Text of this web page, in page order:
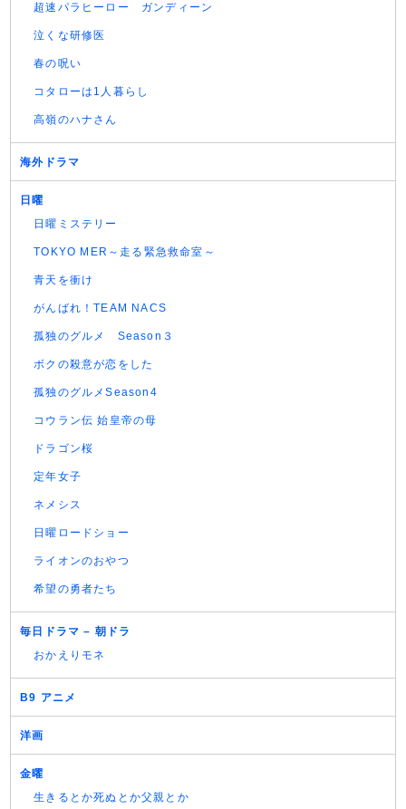
超速パラヒーロー ガンディーン
泣くな研修医
春の呪い
コタローは1人暮らし
高嶺のハナさん
海外ドラマ
日曜
日曜ミステリー
TOKYO MER～走る緊急救命室～
青天を衝け
がんばれ！TEAM NACS
孤独のグルメ Season３
ボクの殺意が恋をした
孤独のグルメSeason4
コウラン伝 始皇帝の母
ドラゴン桜
定年女子
ネメシス
日曜ロードショー
ライオンのおやつ
希望の勇者たち
毎日ドラマ – 朝ドラ
おかえりモネ
B9 アニメ
洋画
金曜
生きるとか死ぬとか父親とか